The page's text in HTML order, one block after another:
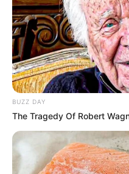
BUZZ DAY
The Tragedy Of Robert